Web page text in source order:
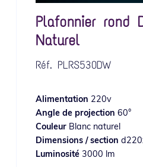
Plafonnier rond
Naturel
Réf. PLRS530DW
Alimentation 220v
Angle de projection 60°
CouleurBlanc naturel
Dimensions / section
Luminosité3000 lm